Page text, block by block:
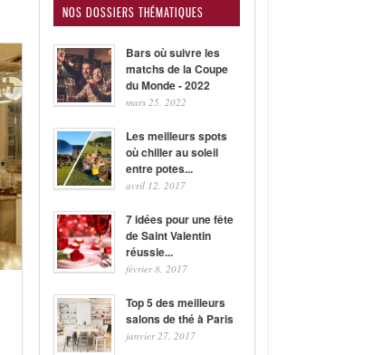
NOS DOSSIERS THÉMATIQUES
Bars où suivre les
matchs de la Coupe
du Monde - 2022
mars 25, 2022
Les meilleurs spots
où chiller au soleil
entre potes...
avril 12, 2017
7 idées pour une fête
de Saint Valentin
réussie...
février 8, 2017
Top 5 des meilleurs
salons de thé à Paris
janvier 27, 2017